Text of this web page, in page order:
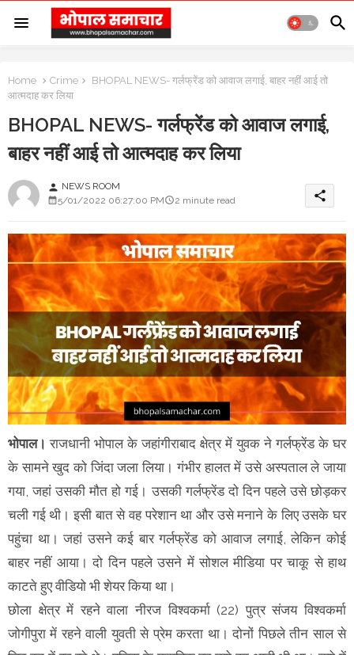
Home Crime
BHOPAL NEWS- गर्लफ्रेंड को आवाज लगाई, बाहर नहीं आई तो
आत्मदाह कर लिया
BHOPAL NEWS- गर्लफ्रेंड को आवाज लगाई,
बाहर नहीं आई तो आत्मदाह कर लिया
person NEWS ROOM
5/01/2022 06:27:00 PM
2 minute read share
भोपाल। राजधानी भोपाल के जहांगीराबाद क्षेत्र में युवक ने गर्लफ्रेंड के घर
के सामने खुद को जिंदा जला लिया। गंभीर हालत में उसे अस्पताल ले जाया
गया, जहां उसकी मौत हो गई। उसकी गर्लफ्रेंड दो दिन पहले उसे छोड़कर
चली गई थी। इसी बात से वह परेशान था और उसे मनाने के लिए उसके घर
पहुंचा था। जहां उसने कई बार गर्लफ्रेंड को आवाज लगाई, लेकिन कोई
बाहर नहीं आया। दो दिन पहले उसने में सोशल मीडिया पर चाकू से हाथ
काटते हुए वीडियो भी शेयर किया था।
छोला क्षेत्र में रहने वाला नीरज विश्वकर्मा (22) पुत्र संजय विश्वकर्मा
जोगीपुरा में रहने वाली युवती से प्रेम करता था। दोनों पिछले तीन साल से